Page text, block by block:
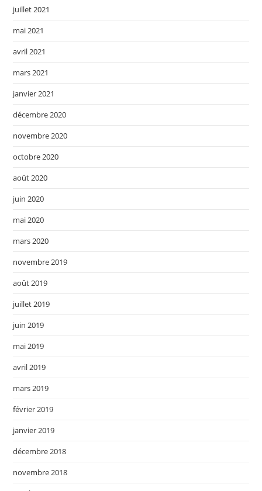
juillet 2021
mai 2021
avril 2021
mars 2021
janvier 2021
décembre 2020
novembre 2020
octobre 2020
août 2020
juin 2020
mai 2020
mars 2020
novembre 2019
août 2019
juillet 2019
juin 2019
mai 2019
avril 2019
mars 2019
février 2019
janvier 2019
décembre 2018
novembre 2018